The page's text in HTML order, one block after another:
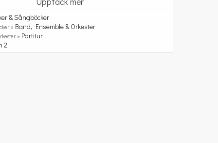
& Sångböcker
» Band, Ensemble & Orkester
» Partitur
2